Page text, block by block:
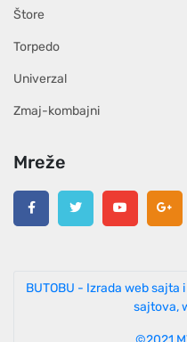
Štore
Torpedo
Univerzal
Zmaj-kombajni
Mreže
BUTOBU - Izrada web
sajtova,